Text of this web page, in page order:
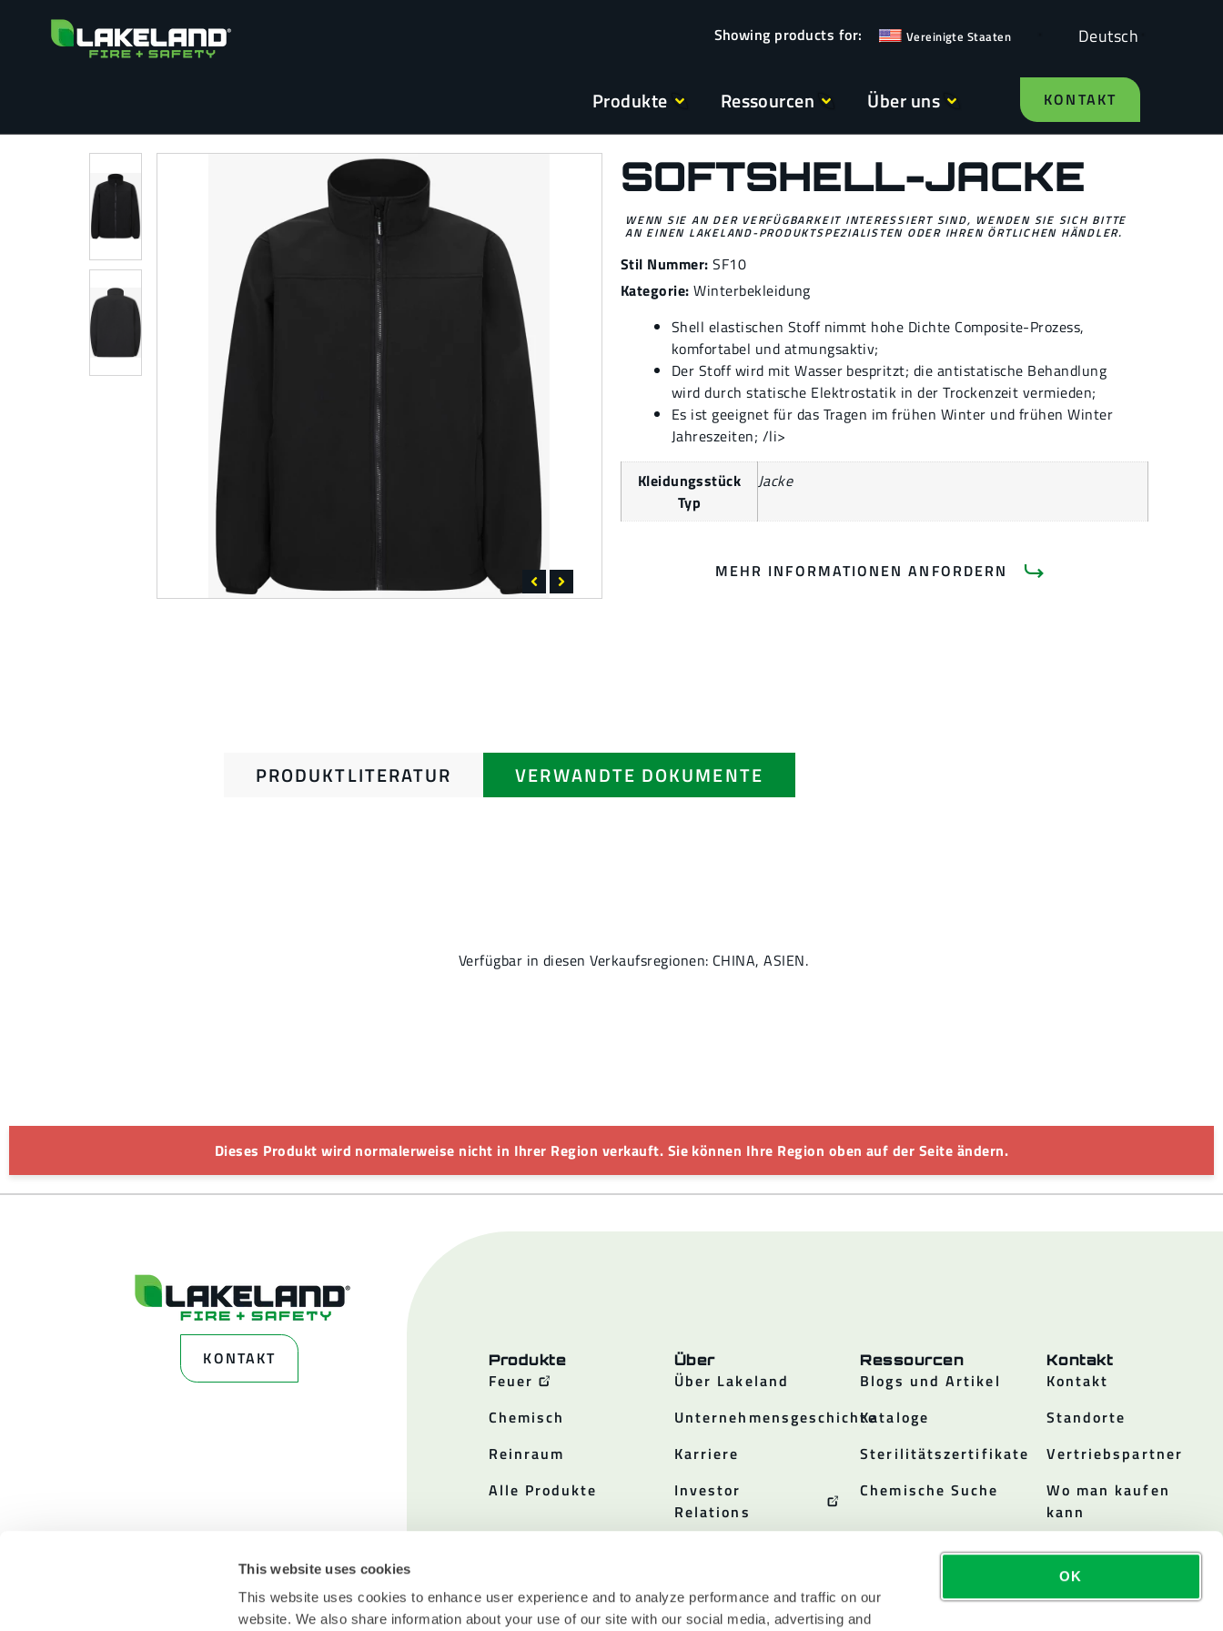
This website uses cookies
This website uses cookies to enhance user experience and to analyze performance and traffic on our
website. We also share information about your use of our site with our social media, advertising and
OK
Vereinigte Staaten Deutsch
Produkte Ressourcen Über uns KONTAKT
SOFTSHELL-JACKE
WENN SIE AN DER VERFÜGBARKEIT INTERESSIERT SIND, WENDEN SIE SICH BITTE
AN EINEN LAKELAND-PRODUKTSPEZIALISTEN ODER IHREN ÖRTLICHEN HÄNDLER.
Stil Nummer: SF10
Kategorie: Winterbekleidung
Shell elastischen Stoff nimmt hohe Dichte Composite-Prozess,
komfortabel und atmungsaktiv;
Der Stoff wird mit Wasser bespritzt; die antistatische Behandlung
wird durch statische Elektrostatik in der Trockenzeit vermieden;
Es ist geeignet für das Tragen im frühen Winter und frühen Winter
Jahreszeiten; /li>
Kleidungsstück
Typ
Jacke
MEHR INFORMATIONEN ANFORDERN
PRODUKTLITERATUR VERWANDTE DOKUMENTE
Verfügbar in diesen Verkaufsregionen: CHINA, ASIEN.
Dieses Produkt wird normalerweise nicht in Ihrer Region verkauft. Sie können Ihre Region oben auf der Seite ändern.
KONTAKT Produkte
Feuer
Chemisch
Reinraum
Alle Produkte
Über
Über Lakeland
Unternehmensgeschichte
Karriere
Investor
Relations
Ressourcen
Blogs und Artikel
Kataloge
Sterilitätszertifikate
Chemische Suche
Kontakt
Kontakt
Standorte
Vertriebspartner
Wo man kaufen
kann